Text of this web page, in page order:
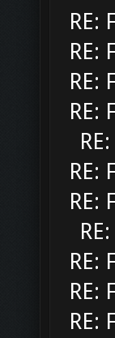
RE:
RE:
RE:
RE:
RE:
RE:
RE:
RE:
RE: